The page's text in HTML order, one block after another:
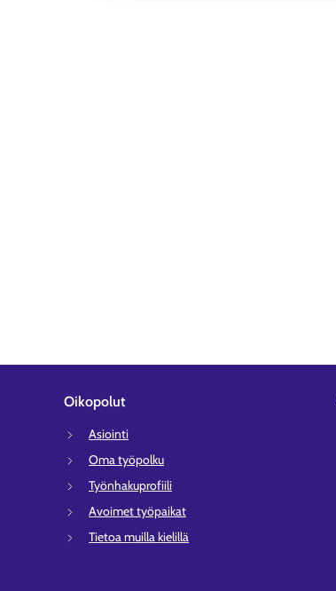
Oikopolut
Asiointi
Oma työpolku
Työnhakuprofiili
Avoimet työpaikat
Tietoa muilla kielillä